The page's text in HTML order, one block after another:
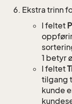
Ekstra trinn
I feltet
1 betyr
I feltet
tilgang
kunde